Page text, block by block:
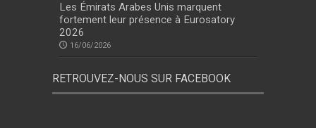
Les Émirats Arabes Unis marquent
fortement leur présence à Eurosatory
2026
16/06/2026
RETROUVEZ-NOUS SUR FACEBOOK